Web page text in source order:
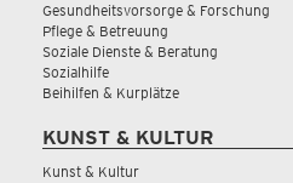
Gesundheitsvorsorge & Forschung
Pflege & Betreuung
Soziale Dienste & Beratung
Sozialhilfe
Beihilfen & Kurplätze
KUNST & KULTUR
Kunst & Kultur